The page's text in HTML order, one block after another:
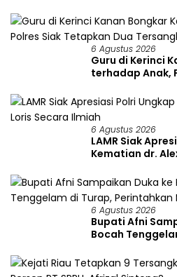
6 Agustus 2026
Guru di Kerinci
terhadap Anak,
6 Agustus 2026
LAMR Siak
Kematian dr.
6 Agustus 2026
Bupati Afni
Bocah